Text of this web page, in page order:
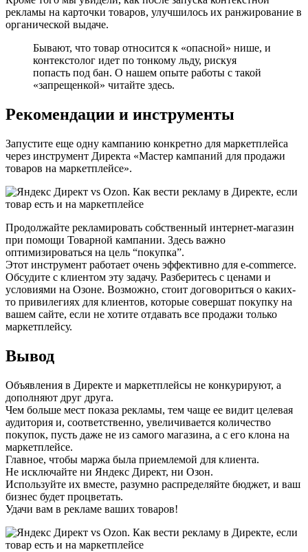
рекламы на карточки товаров, улучшилось их ранжирование в
органической выдаче.
Бывают, что товар относится к «опасной» нише, и
контекстолог идет по тонкому льду, рискуя
попасть под бан. О нашем опыте работы с такой
«запрещенкой» читайте здесь.
Рекомендации и инструменты
Запустите еще одну кампанию конкретно для маркетплейса
через инструмент Директа «Мастер кампаний для продажи
товаров на маркетплейсе».
Продолжайте рекламировать собственный интернет-магазин
при помощи Товарной кампании. Здесь важно
оптимизироваться на цель “покупка”.
Этот инструмент работает очень эффективно для e-commerce.
Обсудите с клиентом эту задачу. Разберитесь с ценами и
условиями на Озоне. Возможно, стоит договориться о каких-
то привилегиях для клиентов, которые совершат покупку на
вашем сайте, если не хотите отдавать все продажи только
маркетплейсу.
Вывод
Объявления в Директе и маркетплейсы не конкурируют, а
дополняют друг друга.
Чем больше мест показа рекламы, тем чаще ее видит целевая
аудитория и, соответственно, увеличивается количество
покупок, пусть даже не из самого магазина, а с его клона на
маркетплейсе.
Главное, чтобы маржа была приемлемой для клиента.
Не исключайте ни Яндекс Директ, ни Озон.
Используйте их вместе, разумно распределяйте бюджет, и ваш
бизнес будет процветать.
Удачи вам в рекламе ваших товаров!